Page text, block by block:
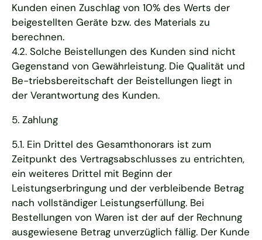
Kunden einen Zuschlag von 10% des Werts der
beigestellten Geräte bzw. des Materials zu
berechnen.
4.2. Solche Beistellungen des Kunden sind nicht
Gegenstand von Gewährleistung. Die Qualität und
Be-triebsbereitschaft der Beistellungen liegt in
der Verantwortung des Kunden.
5. Zahlung
5.1. Ein Drittel des Gesamthonorars ist zum
Zeitpunkt des Vertragsabschlusses zu entrichten,
ein weiteres Drittel mit Beginn der
Leistungserbringung und der verbleibende Betrag
nach vollständiger Leistungserfüllung. Bei
Bestellungen von Waren ist der auf der Rechnung
ausgewiesene Betrag unverzüglich fällig. Der Kunde